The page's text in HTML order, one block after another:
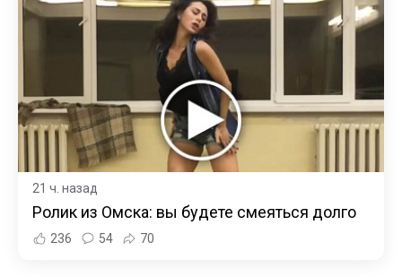
21 ч. назад
Ролик из Омска: вы будете смеяться долго
236 54 70